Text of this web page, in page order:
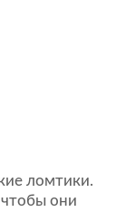
ломтики.
чтобы они